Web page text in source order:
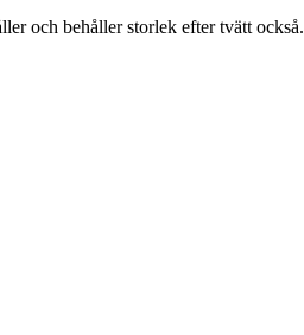
och behåller storlek efter tvätt också.